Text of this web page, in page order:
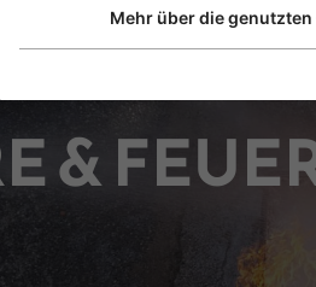
&
Mehr über die